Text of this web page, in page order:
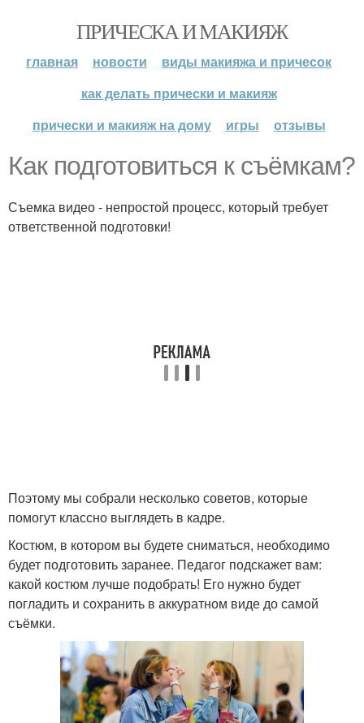
ПРИЧЕСКА И МАКИЯЖ
главная новости
виды макияжа и причесок
как делать прически и макияж
прически и макияж на дому
игры отзывы
Как подготовиться к съёмкам?
Съемка видео - непростой процесс, который требует
ответственной подготовки!
Поэтому мы собрали несколько советов, которые
помогут классно выглядеть в кадре.
Костюм, в котором вы будете сниматься, необходимо
будет подготовить заранее. Педагог подскажет вам:
какой костюм лучше подобрать! Его нужно будет
погладить и сохранить в аккуратном виде до самой
съёмки.